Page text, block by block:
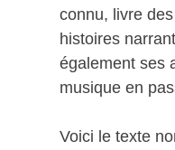
connu, livre
histoires
également ses
musique en
Voici le texte